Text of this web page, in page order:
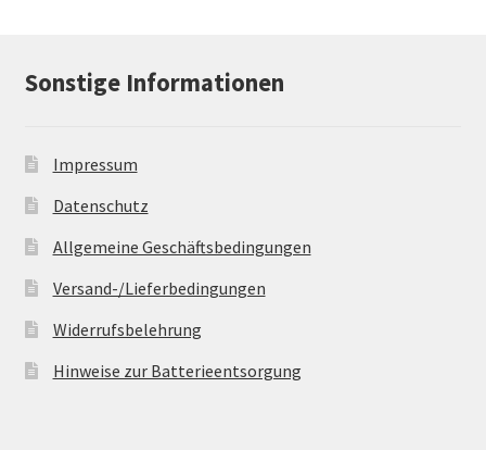
Sonstige Informationen
Impressum
Datenschutz
Allgemeine Geschäftsbedingungen
Versand-/Lieferbedingungen
Widerrufsbelehrung
Hinweise zur Batterieentsorgung